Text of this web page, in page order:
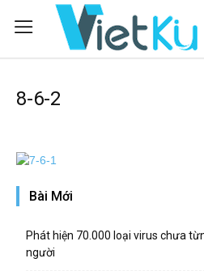
8-6-2
Bài Mới
Phát hiện 70.000 loại virus chưa
người